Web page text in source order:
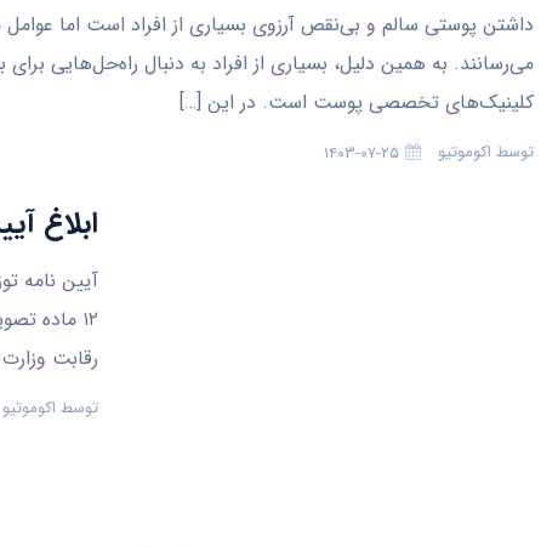
داشتن پوستی سالم و بی‌نقص آرزوی بسیاری از افراد است اما
می‌رسانند. به همین دلیل، بسیاری از افراد به دنبال راه‌حل‌هایی
کلینیک‌های تخصصی پوست است. در این […]
توسط اکوموتیو ۱۴۰۳-۰۷-۲۵
ابلاغ
آیین نامه
۱۲ ماده
رقابت
توسط اکوموتیو